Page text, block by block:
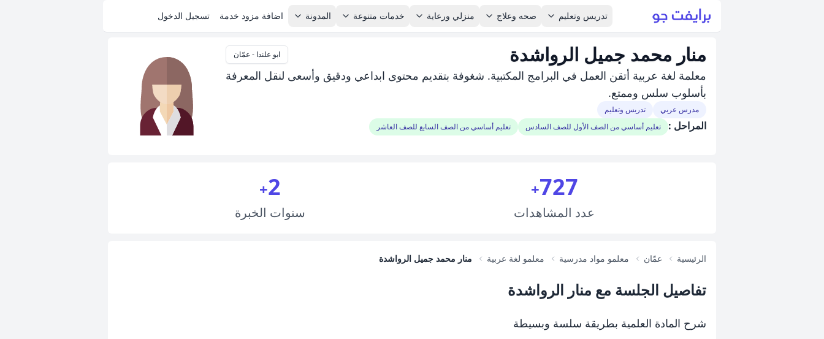
تدريس وتعليم صحه وعلاج منزلي ورعاية خدمات متنوعة المدونة اضافة مزود خدمة تسجيل الدخول
منار محمد جميل الرواشدة ابو علندا - عمّان
معلمة لغة عربية أتقن العمل في البرامج المكتبية. شغوفة بتقديم محتوى ابداعي ودقيق وأسعى لنقل المعرفة
بأسلوب سلس وممتع.
مدرس عربي تدريس وتعليم
المراحل : تعليم أساسي من الصف الأول للصف السادس تعليم أساسي من الصف السابع للصف العاشر
727
+
عدد المشاهدات
2
+
سنوات الخبرة
الرئيسية عمّان معلمو مواد مدرسية معلمو لغة عربية منار محمد جميل الرواشدة
تفاصيل الجلسة مع منار الرواشدة
شرح المادة العلمية بطريقة سلسة وبسيطة